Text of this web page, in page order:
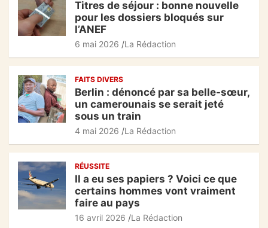
b
o
o
k
A
p
p
a
m
er
Titres de séjour : bonne nouvelle
pour les dossiers bloqués sur
l’ANEF
6 mai 2026 La Rédaction
FAITS DIVERS
Berlin : dénoncé par sa belle-sœur,
un camerounais se serait jeté
sous un train
4 mai 2026 La Rédaction
RÉUSSITE
Il a eu ses papiers ? Voici ce que
certains hommes vont vraiment
faire au pays
16 avril 2026 La Rédaction